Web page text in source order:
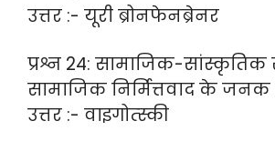
उत्तर :- यूरी ब्रोनफेनब्रेनर
प्रश्न 24: सामाजिक-सांस्कृतिक
सामाजिक निर्मित्तवाद के
उत्तर :- वाइगोत्स्की